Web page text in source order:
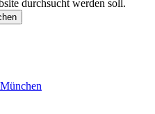
durchsucht werden soll.